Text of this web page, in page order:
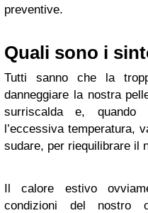
preventive.
Quali sono i
Tutti sanno che la
danneggiare la nostra
surriscalda e,
l’eccessiva temperatura,
sudare, per riequilibrare il
Il calore estivo
condizioni del nostro